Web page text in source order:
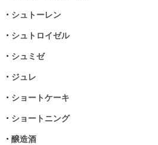
• シュトーレン
• シュトロイゼル
• シュミゼ
• ジュレ
• ショートケーキ
• ショートニング
• 醸造酒